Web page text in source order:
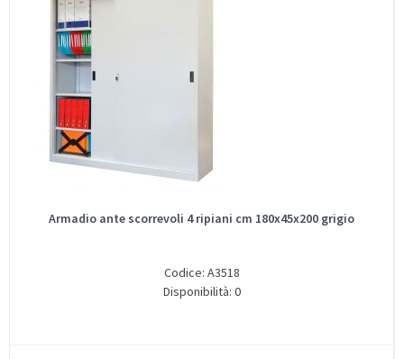
Armadio ante scorrevoli 4 ripiani cm 180x45x200 grigio
Codice: A3518
Disponibilità: 0